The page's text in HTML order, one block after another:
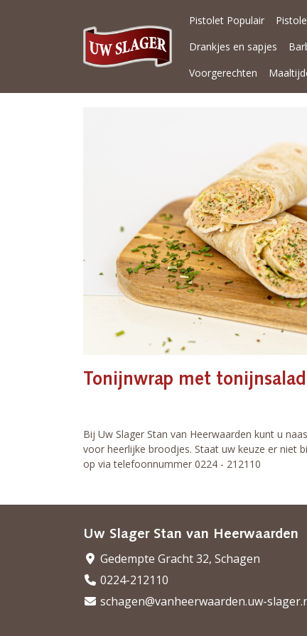
Pistolet Populair
Drankjes en sapjes
Voorgerechten
Tonijnwrap met
Bij Uw Slager Stan van Heerwaarden kunt u
voor heerlijke broodjes. Staat uw keuze er niet
op via telefoonnummer 0224 - 212110
Uw Slager Stan van Heerwaarden
Gedempte Gracht 32, Schagen
0224-212110
schagen@vanheerwaarden.uw-